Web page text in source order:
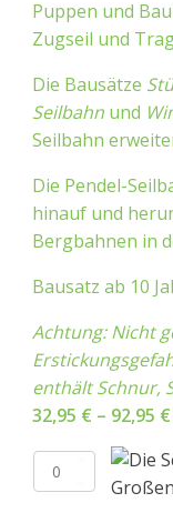
Puppen und
Zugseil und
Die Bausätze
Seilbahn und
Seilbahn
Die Pendel-
hinauf und
Bergbahnen in
Bausatz ab 10
Achtung: Nicht
enthält Schnur,
32,95 € – 92,95 €
Große
Seilbahn